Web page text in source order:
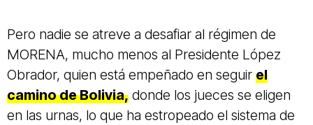
Pero nadie se atreve a desafiar al régimen de
MORENA, mucho menos al Presidente López
Obrador, quien está empeñado en seguir el
camino de Bolivia, donde los jueces se eligen
en las urnas, lo que ha estropeado el sistema de